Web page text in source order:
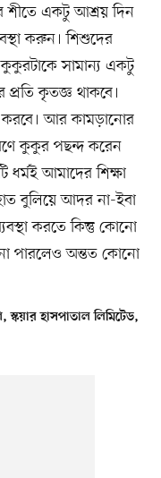
শীতে একটু আশ্রয় দিন
করুন। শিশুদের
সামান্য একটু
কৃতজ্ঞ থাকবে।
আর কামড়ানোর
কুকুর পছন্দ করেন
ধর্মই আমাদের শিক্ষা
বুলিয়ে আদর না-ইবা
করতে কিন্তু কোনো
পারলেও অন্তত কোনো
স্কয়ার হাসপাতাল লিমিটেড,